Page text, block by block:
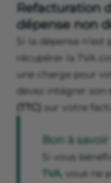
Refacturation
dépense non
Si la dépense
récupérer la TVA
une charge pour
devez intégrer son
(TTC)
sur votre
Bon à savoir
Si vous
TVA, vous ne